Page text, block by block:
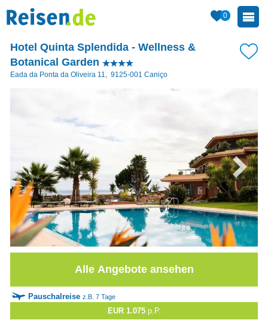
0
Hotel Quinta Splendida - Wellness &
Botanical Garden
Eada da Ponta da Oliveira 11, 9125-001 Caniço
Alle Angebote ansehen
Pauschalreise z.B. 7 Tage
EUR 1.075 p.P.